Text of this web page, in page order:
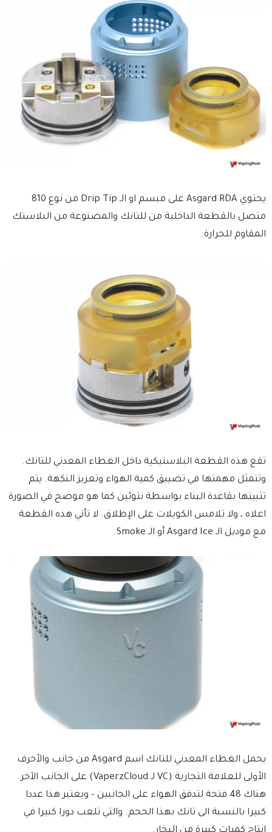
يحتوي Asgard RDA على مبسم او الـ Drip Tip من نوع 810
متصل بالقطعة الداخلية من للتانك والمصنوعة من البلاستك
المقاوم للحرارة.
تقع هذه القطعة البلاستيكية داخل الغطاء المعدني للتانك.
وتتمثل مهمتها في تضييق كمية الهواء وتعزيز النكهة. يتم
تثبيتها بقاعدة البناء بواسطة نتوئين كما هو موضح في الصورة
اعلاه ، ولا تلامس الكويلات على الإطلاق. لا تأتي هذه القطعة
مع موديل الـ Asgard Ice أو الـ Smoke.
يحمل الغطاء المعدني للتانك اسم Asgard من جانب والأحرف
الأولى للعلامة التجارية (VC لـ VaperzCloud) على الجانب الآخر.
هناك 48 فتحة لتدفق الهواء على الجانبين – ويعتبر هذا عددا
كبيرا بالنسبة الى تانك بهذا الحجم. والتي تلعب دورا كبيرا في